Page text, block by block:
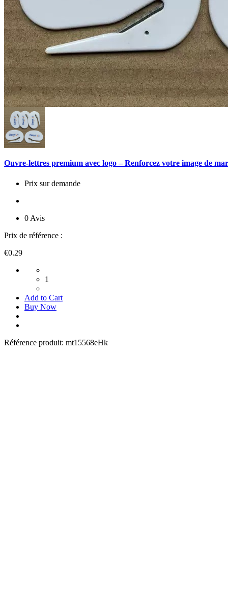
Ouvre-lettres premium avec logo – Renforcez votre image de
Prix sur demande
0 Avis
Prix de référence :
€0.29
1
Add to Cart
Buy Now
Référence produit: mt15568eHk